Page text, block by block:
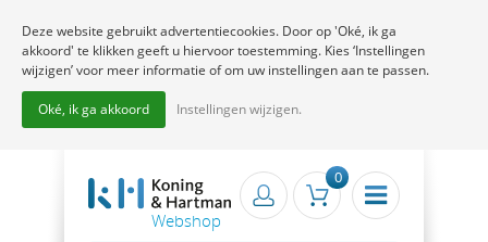
0
Deze website gebruikt advertentiecookies. Door op 'Oké, ik ga
akkoord' te klikken geeft u hiervoor toestemming. Kies ‘Instellingen
wijzigen’ voor meer informatie of om uw instellingen aan te passen.
Oké, ik ga akkoord Instellingen wijzigen.